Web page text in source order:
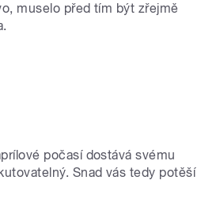
muselo před tím být zřejmě
počasí dostává svému
Snad vás tedy potěší